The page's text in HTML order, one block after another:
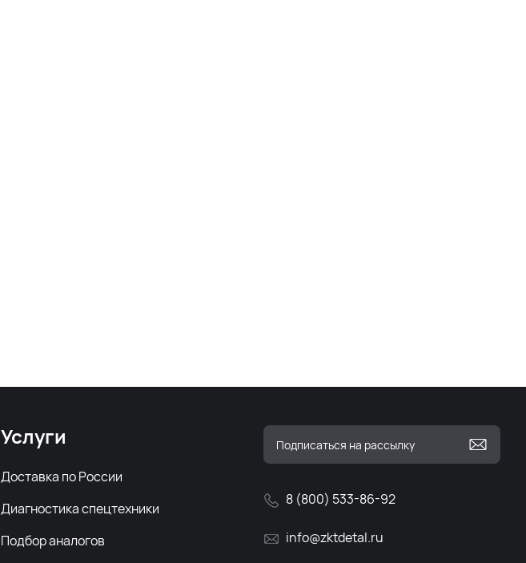
8 (800) 533-86-92
info@zktdetal.ru
Услуги
Доставка по России
Диагностика спецтехники
Подбор аналогов